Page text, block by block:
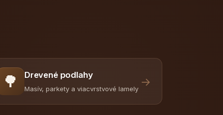
🌳 Drevené podlahy
Masív, parkety a viacvrstvové lamely
→